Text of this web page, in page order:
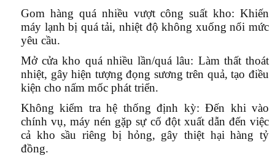
Gom hàng quá nhiều vượt công suất kho: Khiến
máy lạnh bị quá tải, nhiệt độ không xuống nổi mức
yêu cầu.
Mở cửa kho quá nhiều lần/quá lâu: Làm thất thoát
nhiệt, gây hiện tượng đọng sương trên quả, tạo điều
kiện cho nấm mốc phát triển.
Không kiểm tra hệ thống định kỳ: Đến khi vào
chính vụ, máy nén gặp sự cố đột xuất dẫn đến việc
cả kho sầu riêng bị hỏng, gây thiệt hại hàng tỷ
đồng.